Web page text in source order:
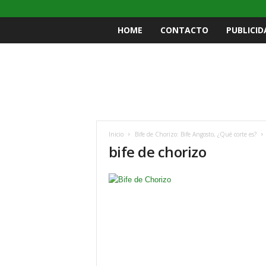
HOME CONTACTO
Inicio Bife de Chorizo: Bife Angosto, ¿Qué corte es?
bife de chorizo